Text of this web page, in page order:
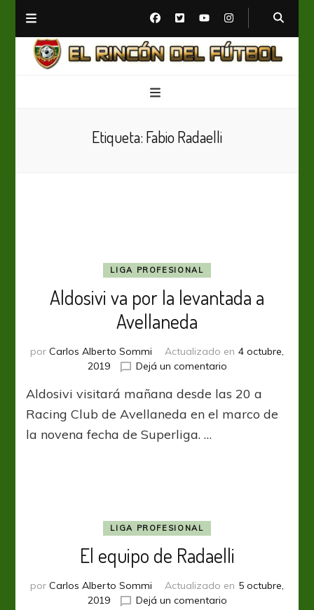
Etiqueta: Fabio Radaelli
LIGA PROFESIONAL
Aldosivi va por la levantada a
Avellaneda
por Carlos Alberto Sommi Actualizado en 4 octubre,
2019
Dejá un comentarioen
va
por
Aldosivi visitará mañana desde las 20 a
Racing Club de Avellaneda en el marco de
la novena fecha de Superliga. …
LIGA PROFESIONAL
El equipo de Radaelli
por Carlos Alberto Sommi Actualizado en 5 octubre,
2019
Dejá un comentarioen